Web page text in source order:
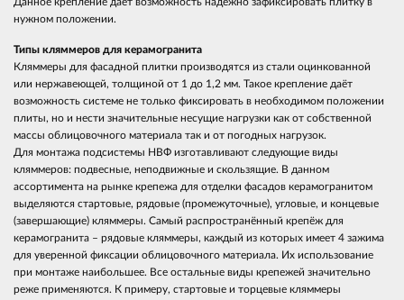
нужном положении.
Типы кляммеров для керамогранита
Кляммеры для фасадной плитки производятся из стали оцинкованной
или нержавеющей, толщиной от 1 до 1,2 мм. Такое крепление даёт
возможность системе не только фиксировать в необходимом положении
плиты, но и нести значительные несущие нагрузки как от собственной
массы облицовочного материала так и от погодных нагрузок.
Для монтажа подсистемы НВФ изготавливают следующие виды
кляммеров: подвесные, неподвижные и скользящие. В данном
ассортимента на рынке крепежа для отделки фасадов керамогранитом
выделяются стартовые, рядовые (промежуточные), угловые, и концевые
(завершающие) кляммеры. Самый распространённый крепёж для
керамогранита – рядовые кляммеры, каждый из которых имеет 4 зажима
для уверенной фиксации облицовочного материала. Их использование
при монтаже наибольшее. Все остальные виды крепежей значительно
реже применяются. К примеру, стартовые и торцевые кляммеры